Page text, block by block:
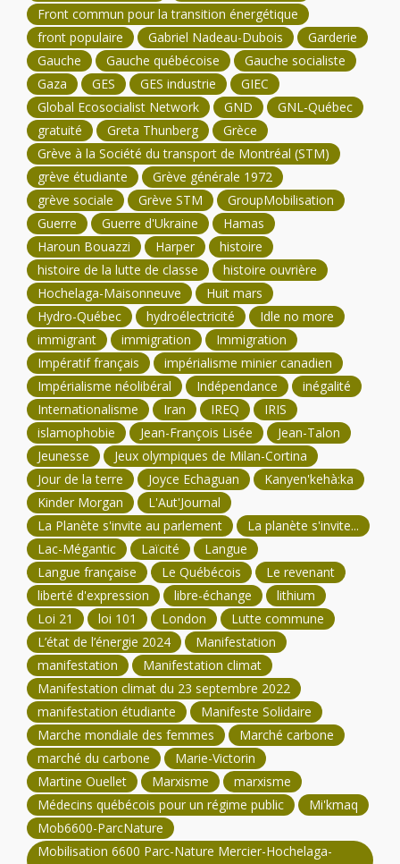
Front commun pour la transition énergétique
front populaire
Gabriel Nadeau-Dubois
Garderie
Gauche
Gauche québécoise
Gauche socialiste
Gaza
GES GES industrie
GIEC
Global Ecosocialist Network
GND
GNL-Québec
gratuité
Greta Thunberg
Grèce
Grève à la Société du transport de Montréal (STM)
grève étudiante
Grève générale 1972
grève sociale
Grève STM
GroupMobilisation
Guerre
Guerre d'Ukraine
Hamas
Haroun Bouazzi
Harper
histoire
histoire de la lutte de classe
histoire ouvrière
Hochelaga-Maisonneuve
Huit mars
Hydro-Québec
hydroélectricité
Idle no more
immigrant
immigration
Immigration
Impératif français
impérialisme minier canadien
Impérialisme néolibéral
Indépendance
inégalité
Internationalisme
Iran IREQ
IRIS
islamophobie
Jean-François Lisée
Jean-Talon
Jeunesse
Jeux olympiques de Milan-Cortina
Jour de la terre
Joyce Echaguan
Kanyen'kehà:ka
Kinder Morgan
L'Aut'Journal
La Planète s'invite au parlement
La planète s'invite...
Lac-Mégantic
Laïcité
Langue
Langue française
Le Québécois
Le revenant
liberté d'expression
libre-échange
lithium
Loi 21
loi 101 London
Lutte commune
L’état de l’énergie 2024
Manifestation
manifestation
Manifestation climat
Manifestation climat du 23 septembre 2022
manifestation étudiante
Manifeste Solidaire
Marche mondiale des femmes
Marché carbone
marché du carbone
Marie-Victorin
Martine Ouellet
Marxisme
marxisme
Médecins québécois pour un régime public
Mi'kmaq
Mob6600-ParcNature
Mobilisation 6600 Parc-Nature Mercier-Hochelaga-